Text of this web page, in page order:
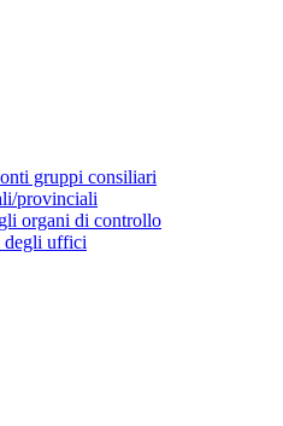
gruppi consiliari
provinciali
organi di controllo
degli uffici